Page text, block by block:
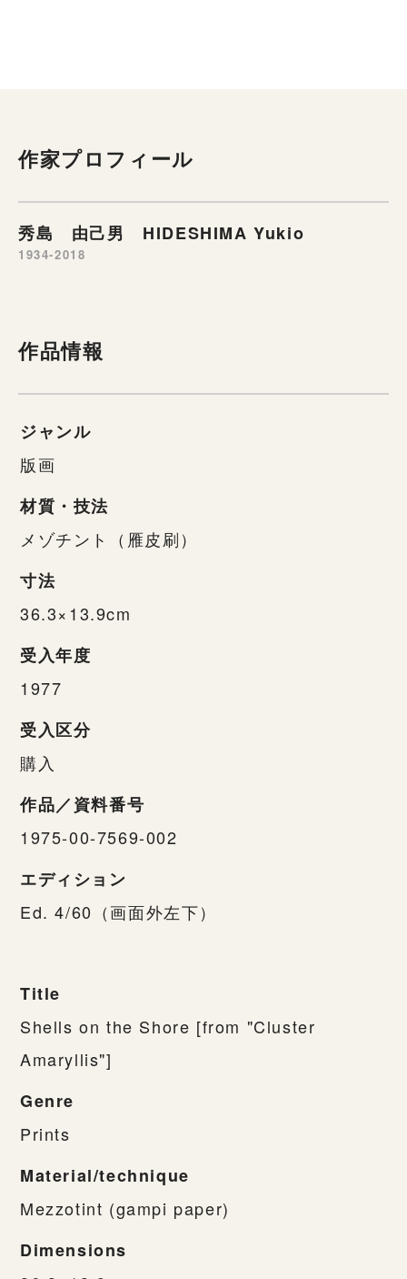
作家プロフィール
秀島 由己男 HIDESHIMA Yukio
1934-2018
作品情報
ジャンル
版画
材質・技法
メゾチント（雁皮刷）
寸法
36.3×13.9cm
受入年度
1977
受入区分
購入
作品／資料番号
1975-00-7569-002
エディション
Ed. 4/60（画面外左下）
Title
Shells on the Shore [from "Cluster
Amaryllis"]
Genre
Prints
Material/technique
Mezzotint (gampi paper)
Dimensions